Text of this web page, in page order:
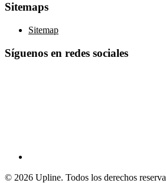
Sitemaps
Sitemap
Síguenos en redes sociales
© 2026 Upline. Todos los derechos